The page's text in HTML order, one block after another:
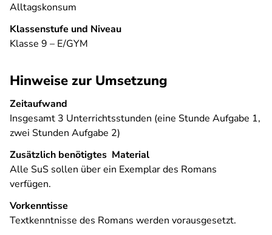
Alltagskonsum
Klassenstufe und Niveau
Klasse 9 – E/GYM
Hinweise zur Umsetzung
Zeitaufwand
Insgesamt 3 Unterrichtsstunden (eine Stunde Aufgabe 1,
zwei Stunden Aufgabe 2)
Zusätzlich benötigtes Material
Alle SuS sollen über ein Exemplar des Romans
verfügen.
Vorkenntisse
Textkenntnisse des Romans werden vorausgesetzt.